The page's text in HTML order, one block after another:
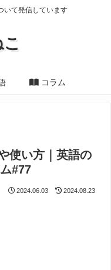
いて発信しています
コラム
使い方｜英語の
#77
2024.06.03 2024.08.23